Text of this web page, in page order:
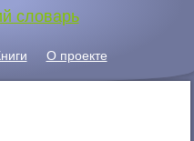
словарь
О проекте